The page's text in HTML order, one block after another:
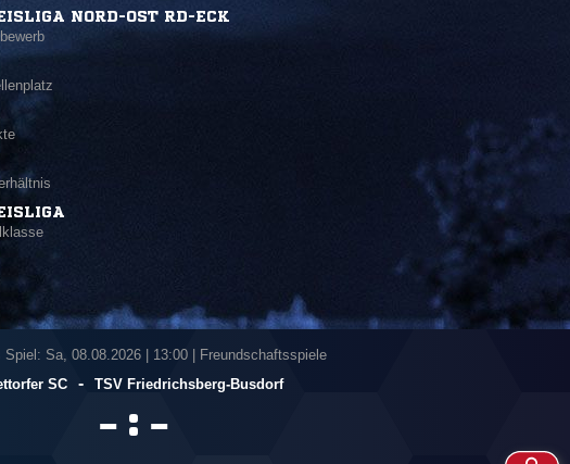
NORD-OST RD-ECK
Spiel: Sa, 08.08.2026| 13:00 | Freundschaftsspiele
SC
- TSV Friedrichsberg-Busdorf
 : 